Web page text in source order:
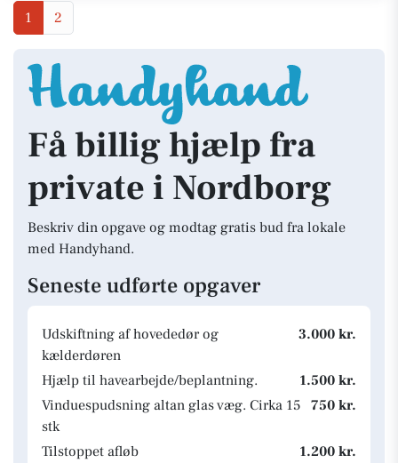
1 2
Få billig hjælp fra
private i Nordborg
Beskriv din opgave og modtag gratis bud fra lokale
med Handyhand.
Seneste udførte opgaver
Udskiftning af hovededør og
kælderdøren
3.000 kr.
Hjælp til havearbejde/beplantning.
1.500 kr.
Vinduespudsning altan glas væg. Cirka 15
stk
750 kr.
Tilstoppet afløb 1.200 kr.